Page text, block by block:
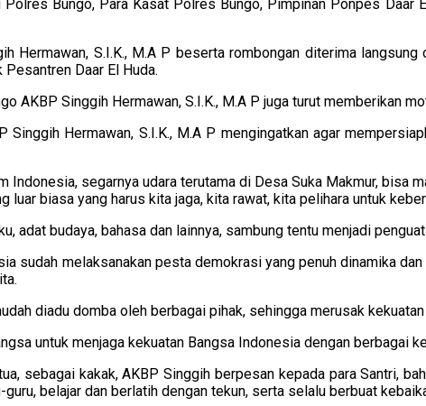
Bungo, Para Kasat Polres Bungo, Pimpinan Ponpes Daar
Hermawan, S.I.K., M.A P beserta rombongan diterima
Daar El Huda.
AKBP Singgih Hermawan, S.I.K., M.A P juga turut memberikan
Singgih Hermawan, S.I.K., M.A P mengingatkan agar
Indonesia, segarnya udara terutama di Desa Suka Makmur, bisa
luar biasa yang harus kita jaga, kita rawat, kita pelihara untuk
adat budaya, bahasa dan lainnya, sambung tentu menjadi
sudah melaksanakan pesta demokrasi yang penuh dinamika
diadu domba oleh berbagai pihak, sehingga merusak
untuk menjaga kekuatan Bangsa Indonesia dengan berbagai
sebagai kakak, AKBP Singgih berpesan kepada para Santri,
belajar dan berlatih dengan tekun, serta selalu berbuat